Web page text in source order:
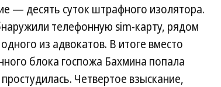
— десять суток штрафного изолятора.
телефонную sim-карту, рядом
из адвокатов. В итоге вместо
блока госпожа Бахмина попала
Четвертое взыскание,